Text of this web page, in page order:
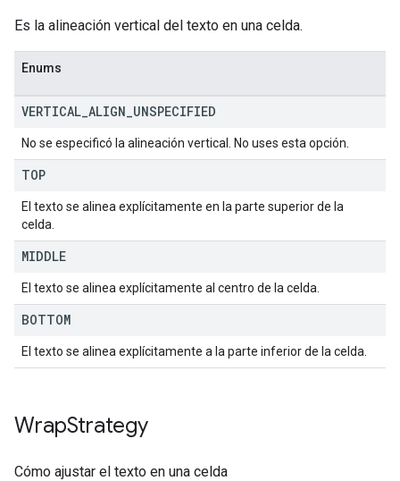
Es la alineación vertical del texto en una celda.
Enums
VERTICAL ALIGN UNSPECIFIED
No se especificó la alineación vertical. No uses esta opción.
TOP
El texto se alinea explícitamente en la parte superior de la
celda.
MIDDLE
El texto se alinea explícitamente al centro de la celda.
BOTTOM
El texto se alinea explícitamente a la parte inferior de la celda.
WrapStrategy
Cómo ajustar el texto en una celda